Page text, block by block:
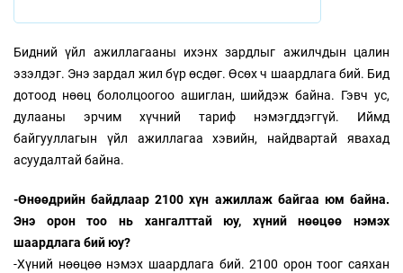
Бидний үйл ажиллагааны ихэнх зардлыг ажилчдын цалин
эзэлдэг. Энэ зардал жил бүр өсдөг. Өсөх ч шаардлага бий. Бид
дотоод нөөц бололцоогоо ашиглан, шийдэж байна. Гэвч ус,
дулааны эрчим хүчний тариф нэмэгддэггүй. Иймд
байгууллагын үйл ажиллагаа хэвийн, найдвартай явахад
асуудалтай байна.
-Өнөөдрийн байдлаар 2100 хүн ажиллаж байгаа юм байна.
Энэ орон тоо нь хангалттай юу, хүний нөөцөө нэмэх
шаардлага бий юу?
-Хүний нөөцөө нэмэх шаардлага бий. 2100 орон тоог саяхан